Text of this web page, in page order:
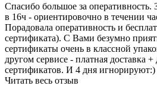
Спасибо большое за оперативность.
в 16ч - ориентировочно в течении
Порадовала оперативность и
сертификата). С Вами безумно
сертификаты очень в классной
другом сервисе - платная доставка +
сертификатов. И 4 дня игнорируют:)
Читать весь отзыв